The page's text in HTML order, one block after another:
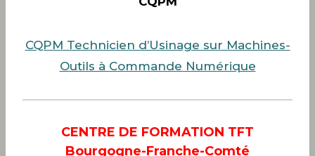
CQPM Technicien d’Usinage sur Machines-
Outils à Commande Numérique
CENTRE DE FORMATION TFT
Bourgogne-Franche-Comté